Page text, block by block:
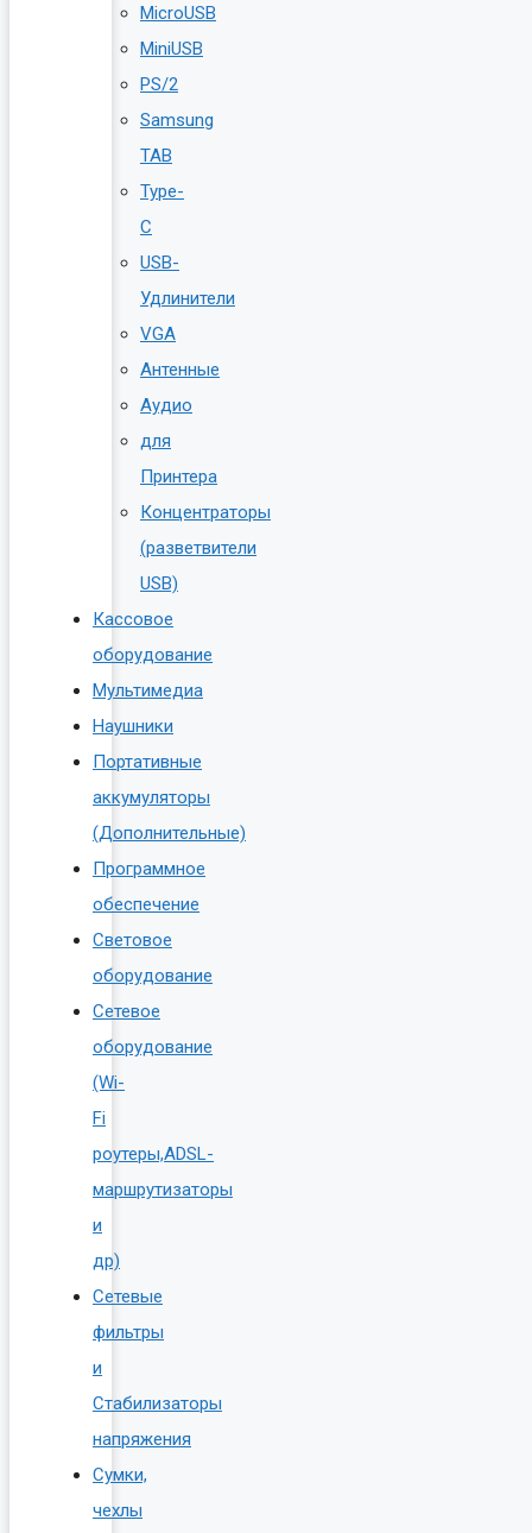
MicroUSB
MiniUSB
PS/2
Samsung
TAB
Type-
C
USB-
Удлинители
VGA
Антенные
Аудио
для
Принтера
Концентраторы
(разветвители
USB)
Кассовое
оборудование
Мультимедиа
Наушники
Портативные
аккумуляторы
(Дополнительные)
Программное
обеспечение
Световое
оборудование
Сетевое
оборудование
(Wi-
Fi
роутеры,ADSL-
маршрутизаторы
и
др)
Сетевые
фильтры
и
Стабилизаторы
напряжения
Сумки,
чехлы